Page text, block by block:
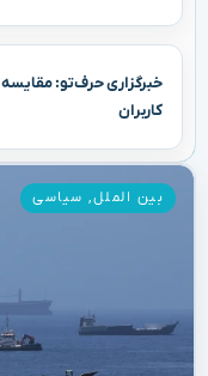
خبرگزاری حرف‌تو: مقایسه
کاربران
بین الملل, سیاسی